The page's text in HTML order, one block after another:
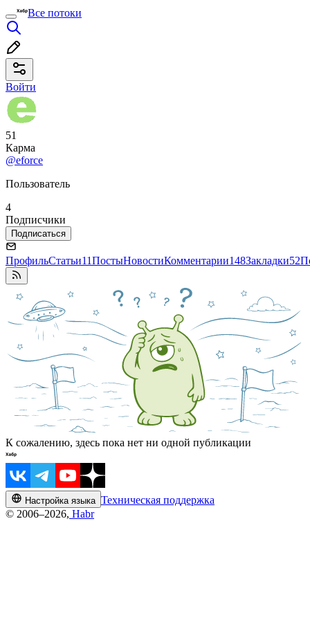
Все потоки
Войти
51
Карма
@eforce
Пользователь
4
Подписчики
Подписаться
ПрофильСтатьи11ПостыНовостиКомментарии148Закладки52
К сожалению, здесь пока нет ни одной публикации
Настройка языка Техническая поддержка
© 2006–2026, Habr